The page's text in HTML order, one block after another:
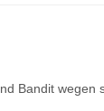
Bandit wegen